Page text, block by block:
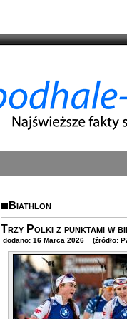
Biathlon
Trzy Polki z punktami w
dodano: 16 Marca 2026 (źródło: